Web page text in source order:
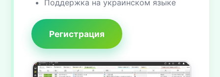
Поддержка на украинском языке
Регистрация